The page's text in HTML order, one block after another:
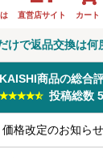
直営店サイト カート
けで返品交換は何
商品の総合
投稿総数
価格改定のお知らせ